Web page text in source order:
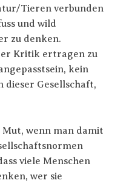
Tieren verbunden
und wild
zu denken.
Kritik ertragen zu
kein
dieser Gesellschaft,
Mut, wenn man damit
viele Menschen
wer sie